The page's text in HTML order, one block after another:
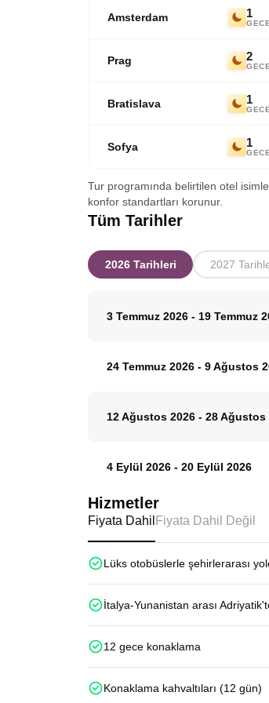
Amsterdam 1
GECE
Prag 2
GECE
Bratislava 1
GECE
Sofya 1
GECE
Tur programında belirtilen otel
konfor standartları korunur.
Tüm Tarihler
2026 Tarihleri 2027
3 Temmuz 2026 - 19 Temmuz
24 Temmuz 2026 - 9 Ağustos
12 Ağustos 2026 - 28 Ağustos
4 Eylül 2026 - 20 Eylül 2026
Hizmetler
Fiyata Dahil Fiyata Dahil Değil
Lüks otobüslerle şehirlerarası
İtalya-Yunanistan arası
12 gece konaklama
Konaklama kahvaltıları (12 gün)